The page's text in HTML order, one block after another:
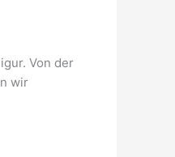
Von der
wir